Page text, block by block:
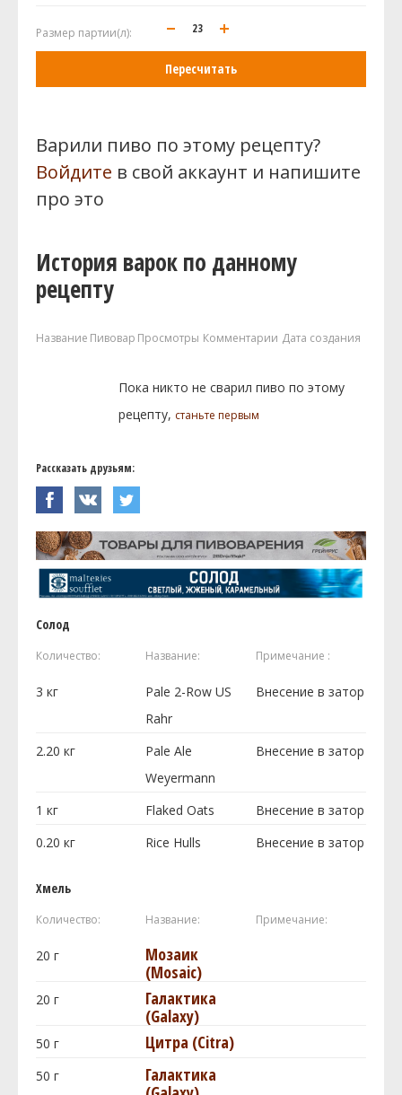
Размер партии(л):
Пересчитать
Варили пиво по этому рецепту?
Войдите в свой аккаунт и напишите
про это
История варок по данному
рецепту
Название Пивовар Просмотры Комментарии Дата создания
Пока никто не сварил пиво по этому
рецепту, станьте первым
Рассказать друзьям:
Солод
Количество: Название: Примечание :
3 кг
Pale 2-Row US
Rahr
Внесение в затор
2.20 кг
Pale Ale
Weyermann
Внесение в затор
1 кг Flaked Oats
Внесение в затор
0.20 кг Rice Hulls Внесение в затор
Хмель
Количество: Название: Примечание:
20 г
Мозаик
(Mosaic)
20 г
Галактика
(Galaxy)
50 г Цитра (Citra)
50 г
Галактика